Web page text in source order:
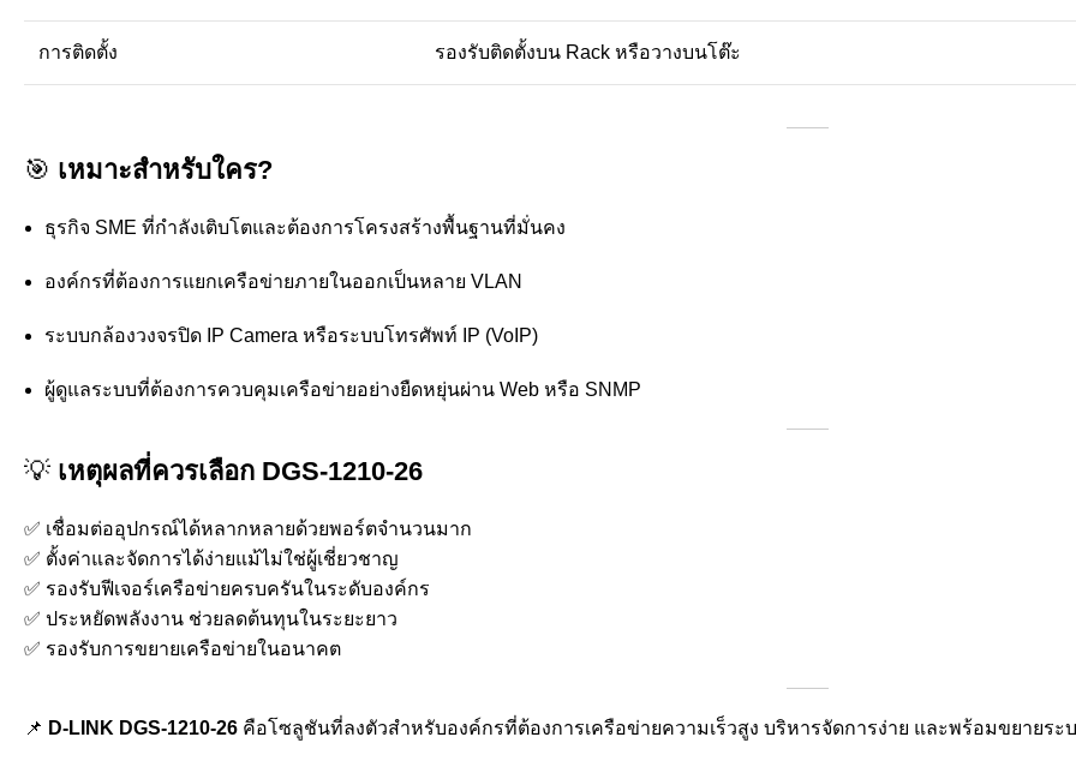
การติดตั้ง รองรับติดตั้งบน Rack หรือวางบนโต๊ะ
🎯 เหมาะสำหรับใคร?
ธุรกิจ SME ที่กำลังเติบโตและต้องการโครงสร้างพื้นฐานที่มั่นคง
องค์กรที่ต้องการแยกเครือข่ายภายในออกเป็นหลาย VLAN
ระบบกล้องวงจรปิด IP Camera หรือระบบโทรศัพท์ IP (VoIP)
ผู้ดูแลระบบที่ต้องการควบคุมเครือข่ายอย่างยืดหยุ่นผ่าน Web หรือ SNMP
💡 เหตุผลที่ควรเลือก DGS-1210-26
✅ เชื่อมต่ออุปกรณ์ได้หลากหลายด้วยพอร์ตจำนวนมาก
✅ ตั้งค่าและจัดการได้ง่ายแม้ไม่ใช่ผู้เชี่ยวชาญ
✅ รองรับฟีเจอร์เครือข่ายครบครันในระดับองค์กร
✅ ประหยัดพลังงาน ช่วยลดต้นทุนในระยะยาว
✅ รองรับการขยายเครือข่ายในอนาคต
📌 D-LINK DGS-1210-26 คือโซลูชันที่ลงตัวสำหรับองค์กรที่ต้องการเครือข่ายความเร็วสูง บริหารจัดการง่าย และพร้อมขยายระ